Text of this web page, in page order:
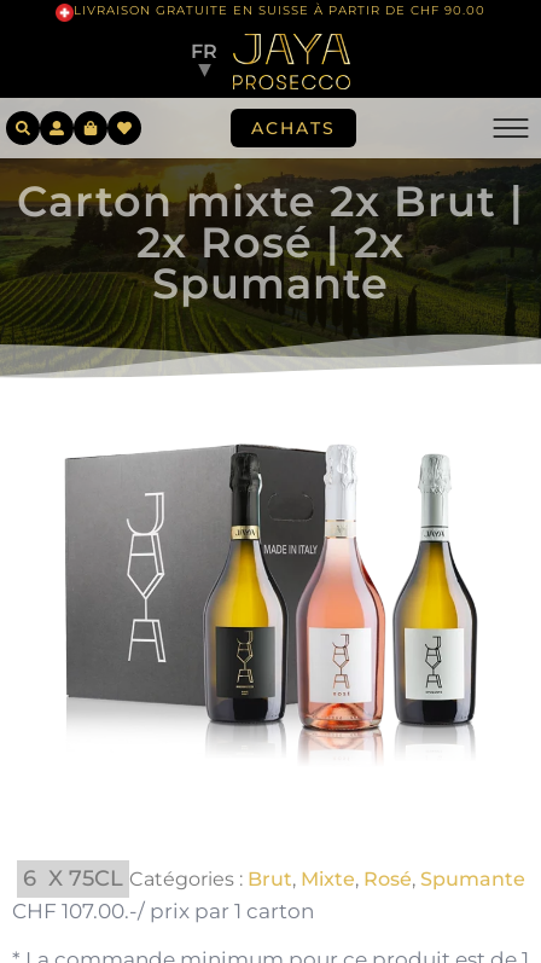
LIVRAISON GRATUITE EN SUISSE À PARTIR DE CHF 90.00
FR
▼
ACHATS
Carton mixte 2x Brut |
2x Rosé | 2x
Spumante
6 X 75CL Catégories : Brut, Mixte, Rosé, Spumante
CHF 107.00.-/ prix par 1 carton